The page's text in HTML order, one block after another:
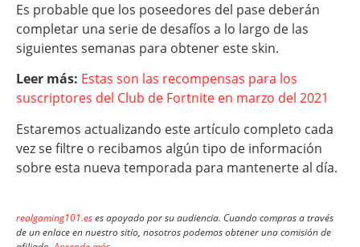
Es probable que los poseedores del pase deberán
completar una serie de desafíos a lo largo de las
siguientes semanas para obtener este skin.
Leer más: Estas son las recompensas para los
suscriptores del Club de Fortnite en marzo del 2021
Estaremos actualizando este artículo completo cada
vez se filtre o recibamos algún tipo de información
sobre esta nueva temporada para mantenerte al día.
realgaming101.eses apoyado por su audiencia. Cuando compras a través
de un enlace en nuestro sitio, nosotros podemos obtener una comisión de